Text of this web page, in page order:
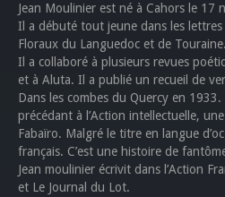
Jean Moulinier est né à Cahors le 17
Il a débuté tout jeune dans les
Floraux du Languedoc et de Touraine.
Il a collaboré à plusieurs revues
et à Aluta. Il a publié un recueil de
Dans les combes du Quercy en
précédant à l’Action intellectuelle,
Fabaïro. Malgré le titre en langue
français. C’est une histoire de
Jean moulinier écrivit dans l’Action
et Le Journal du Lot.